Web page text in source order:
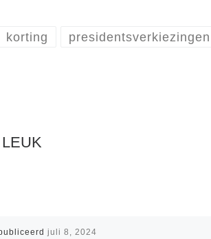
korting presidentsverkiezingen
juli 8, 2024